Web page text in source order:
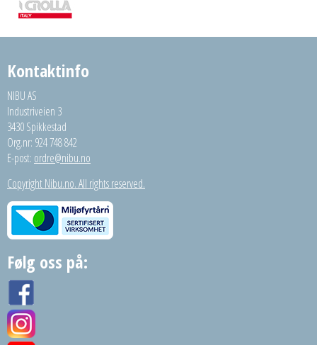
Kontaktinfo
NIBU AS
Industriveien 3
3430 Spikkestad
Org.nr: 924 748 842
E-post: ordre@nibu.no
Copyright Nibu.no. All rights reserved.
Følg oss på: